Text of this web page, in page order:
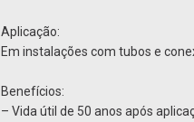
Aplicação:
Em instalações com tubos e
Benefícios:
– Vida útil de 50 anos após